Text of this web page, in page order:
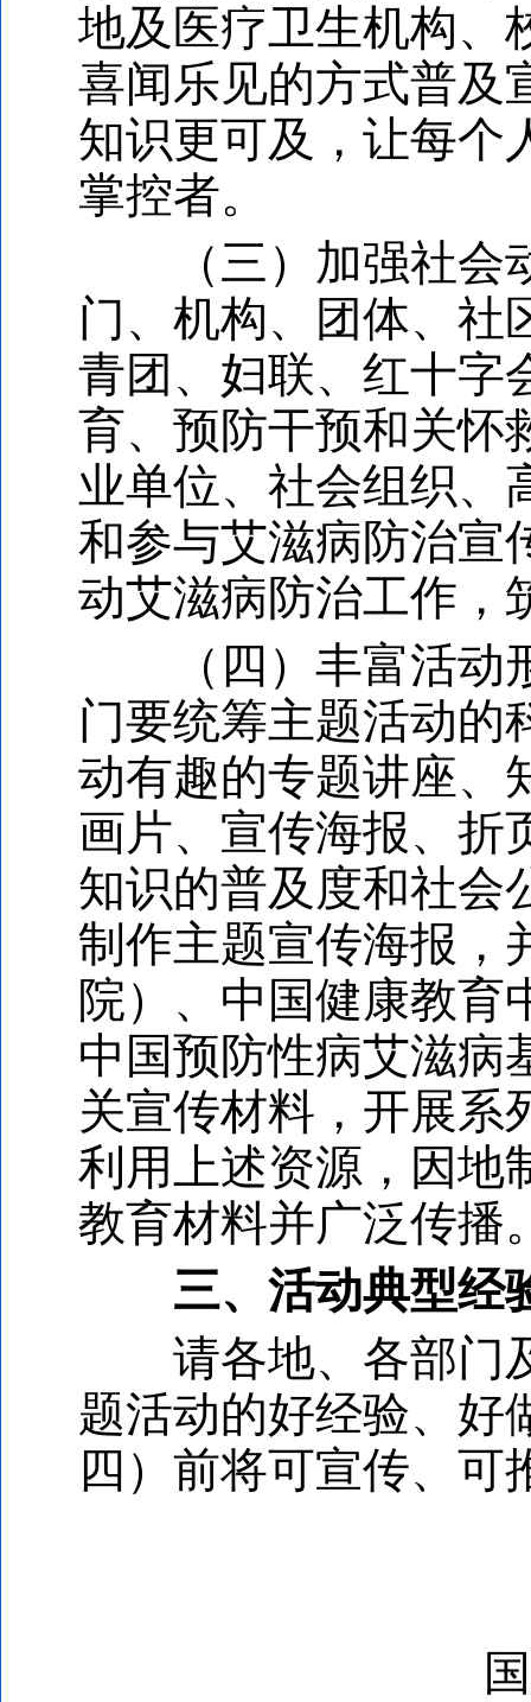
地及医疗卫生机构、
喜闻乐见的方式普及
知识更可及，让每个
掌控者。
（三）加强社会动
门、机构、团体、社
青团、妇联、红十字
育、预防干预和关怀
业单位、社会组织、
和参与艾滋病防治宣
动艾滋病防治工作，
（四）丰富活动形
门要统筹主题活动的
动有趣的专题讲座、
画片、宣传海报、折
知识的普及度和社会
制作主题宣传海报，
院）、中国健康教育
中国预防性病艾滋病
关宣传材料，开展系
利用上述资源，因地
教育材料并广泛传播
三、活动典型经
请各地、各部门及
题活动的好经验、好
四）前将可宣传、可